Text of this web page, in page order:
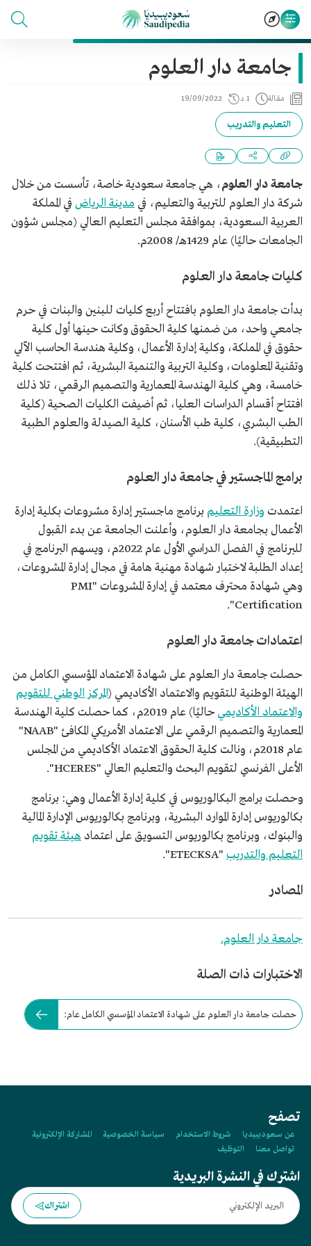
جامعة دار العلوم
مقالة 1 د 19/09/2022
التعليم والتدريب
جامعة دار العلوم، هي جامعة سعودية خاصة، تأسست من خلال
شركة دار العلوم للتربية والتعليم، في مدينة الرياض في المملكة
العربية السعودية، بموافقة مجلس التعليم العالي (مجلس شؤون
الجامعات حاليًا) عام 1429هـ/ 2008م.
كليات جامعة دار العلوم
بدأت جامعة دار العلوم بافتتاح أربع كليات للبنين والبنات في حرم
جامعي واحد، من ضمنها كلية الحقوق وكانت حينها أول كلية
حقوق في المملكة، وكلية إدارة الأعمال، وكلية هندسة الحاسب الآلي
وتقنية المعلومات، وكلية التربية والتنمية البشرية، ثم افتتحت كلية
خامسة، وهي كلية الهندسة المعمارية والتصميم الرقمي، تلا ذلك
افتتاح أقسام الدراسات العليا، ثم أضيفت الكليات الصحية (كلية
الطب البشري، كلية طب الأسنان، كلية الصيدلة والعلوم الطبية
التطبيقية).
برامج الماجستير في جامعة دار العلوم
اعتمدت وزارة التعليم برنامج ماجستير إدارة مشروعات بكلية إدارة
الأعمال بجامعة دار العلوم، وأعلنت الجامعة عن بدء القبول
للبرنامج في الفصل الدراسي الأول عام 2022م، ويسهم البرنامج في
إعداد الطلبة لاختبار شهادة مهنية هامة في مجال إدارة المشروعات،
وهي شهادة محترف معتمد في إدارة المشروعات "PMI
Certification".
اعتمادات جامعة دار العلوم
حصلت جامعة دار العلوم على شهادة الاعتماد المؤسسي الكامل من
الهيئة الوطنية للتقويم والاعتماد الأكاديمي (المركز الوطني للتقويم
والاعتماد الأكاديمي
حاليًا) عام 2019م، كما حصلت كلية الهندسة
المعمارية والتصميم الرقمي على الاعتماد الأمريكي المكافئ "NAAB"
عام 2018م، ونالت كلية الحقوق الاعتماد الأكاديمي من المجلس
الأعلى الفرنسي لتقويم البحث والتعليم العالي "HCERES".
وحصلت برامج البكالوريوس في كلية إدارة الأعمال وهي: برنامج
بكالوريوس إدارة الموارد البشرية، وبرنامج بكالوريوس الإدارة المالية
والبنوك، وبرنامج بكالوريوس التسويق على اعتماد هيئة تقويم
التعليم والتدريب "ETECKSA".
المصادر
جامعة دار العلوم.
الاختبارات ذات الصلة
حصلت جامعة دار العلوم على شهادة الاعتماد المؤسسي الكامل عام:
تصفح
عن سعوديبيديا شروط الاستخدام سياسة الخصوصية
المشاركة الإلكترونية
تواصل معنا
التوظيف
اشترك في النشرة البريدية
اشتراك